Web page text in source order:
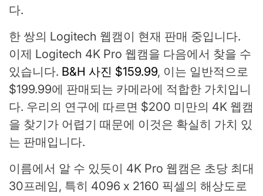
다.
한 쌍의 Logitech 웹캠이 현재 판매 중입니다.
이제 Logitech 4K Pro 웹캠을 다음에서 찾을 수
있습니다. B&H 사진 $159.99, 이는 일반적으로
$199.99에 판매되는 카메라에 적합한 가치입니
다. 우리의 연구에 따르면 $200 미만의 4K 웹캠
을 찾기가 어렵기 때문에 이것은 확실히 가치 있
는 판매입니다.
이름에서 알 수 있듯이 4K Pro 웹캠은 초당 최대
30프레임, 특히 4096 x 2160 픽셀의 해상도로